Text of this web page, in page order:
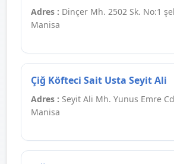
Adres : Dinçer Mh. 2502 Sk. No:1
Manisa
Çiğ Köfteci Sait Usta Seyit Ali
Adres : Seyit Ali Mh. Yunus Emre
Manisa